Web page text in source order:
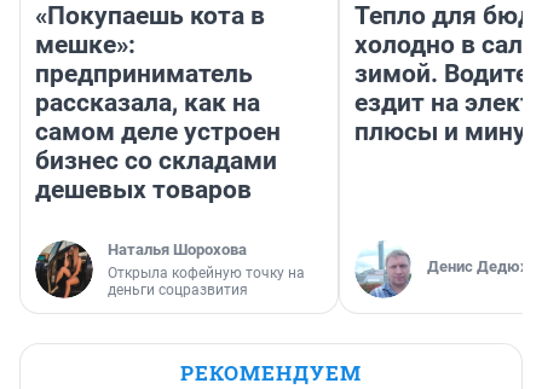
«Покупаешь кота в
мешке»:
предприниматель
рассказала, как на
самом деле устроен
бизнес со складами
дешевых товаров
Наталья Шорохова
Открыла кофейную точку на
деньги соцразвития
Тепло для
холодно в
зимой.
ездит на
плюсы и
Денис
РЕКОМЕНДУЕМ